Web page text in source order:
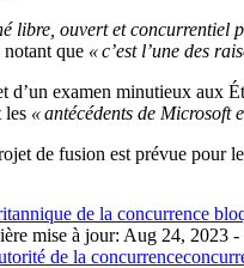
libre, ouvert et concurrentiel
notant que « c’est l’une des
d’un examen minutieux aux
les « antécédents de Microsoft
de fusion est prévue pour
de la concurrence
mise à jour: Aug 24, 2023 -
de la concurrence